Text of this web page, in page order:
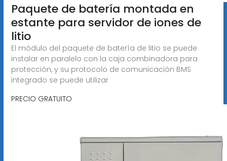
Paquete de batería montada en
estante para servidor de iones de
litio
El módulo del paquete de batería de litio se puede
instalar en paralelo con la caja combinadora para
protección, y su protocolo de comunicación BMS
integrado se puede utilizar
PRECIO GRATUITO